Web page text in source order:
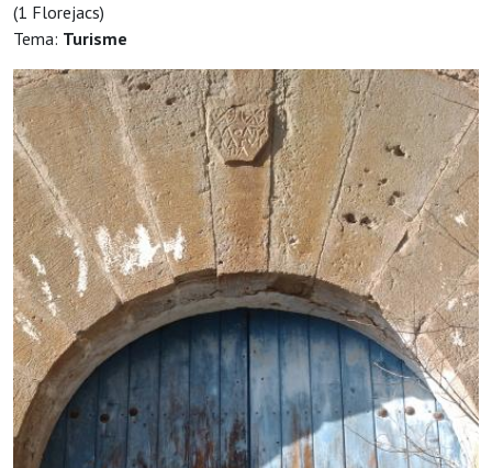
(1 Florejacs)
Tema: Turisme